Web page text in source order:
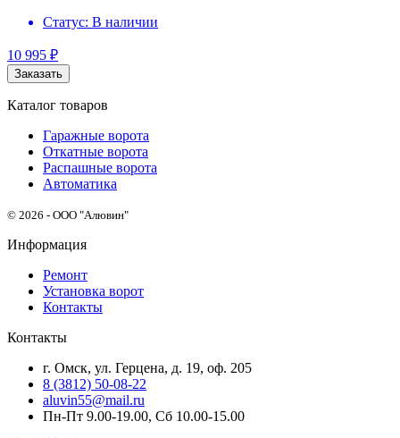
Статус: В наличии
10 995 ₽
Заказать
Каталог товаров
Гаражные ворота
Откатные ворота
Распашные ворота
Автоматика
© 2026 - ООО "Алювин"
Информация
Ремонт
Установка ворот
Контакты
Контакты
г. Омск, ул. Герцена, д. 19, оф. 205
8 (3812) 50-08-22
aluvin55@mail.ru
Пн-Пт 9.00-19.00, Сб 10.00-15.00